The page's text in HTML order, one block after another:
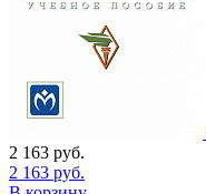
2 163 руб.
2 163 руб.